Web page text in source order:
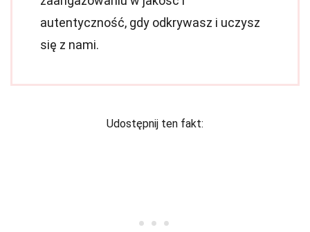
autentyczność, gdy odkrywasz i uczysz
się z nami.
Udostępnij ten fakt: